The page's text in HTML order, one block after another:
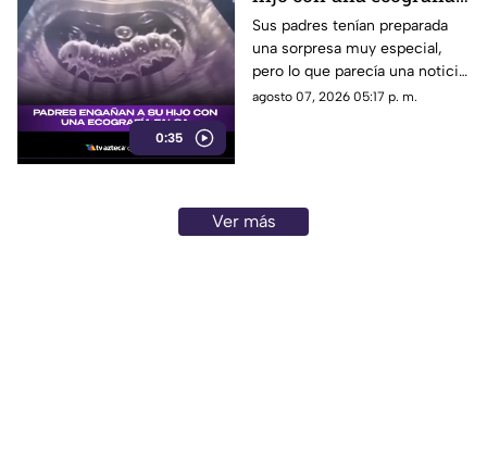
0:35
falsa y su reacción se
vuelve inolvidable
Sus padres tenían preparada
una sorpresa muy especial,
pero lo que parecía una noticia
increíble terminó siendo una
agosto 07, 2026 05:17 p. m.
Ver más